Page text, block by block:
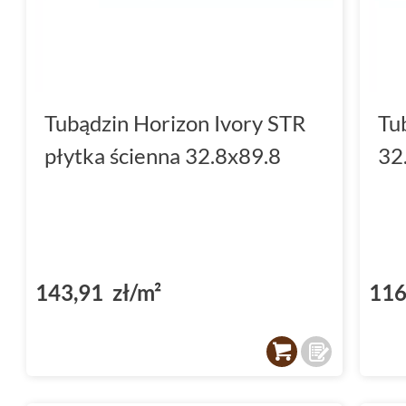
tym swojego wyjątkowego wyglądu.
chemicznych, dzięki czemu doskonale
łazienkach. Co więcej, ich niska
intensywnym użytkowaniu zachowują swój
rozwiązanie dla osób, które cenią estetykę i
Tubądzin Horizon Ivory STR
płytka ścienna 32.8x89.8
143,91 zł/m²